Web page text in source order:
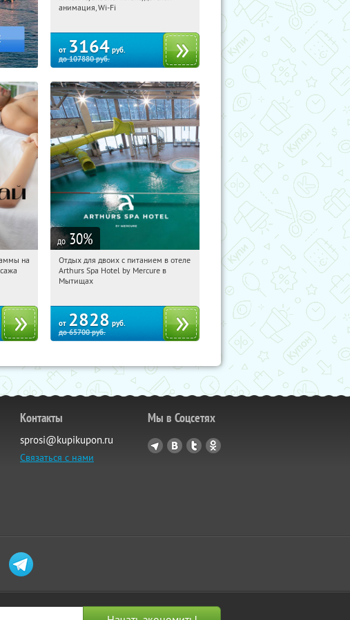
Рязанская обл., Клепиковский район,
анимация, Wi-Fi
от 3164 руб.
до107880руб.
23
на
до 30%
12:22:34
Купи первым!
Московская обл., г. Мытищи, д.
Отдых для двоих с питанием в отеле
Arthurs Spa Hotel by Mercure в
Мытищах
от 2828 руб.
до65700руб.
Контакты
sprosi@kupikupon.ru
Связаться с нами
Мы в Соцсетях